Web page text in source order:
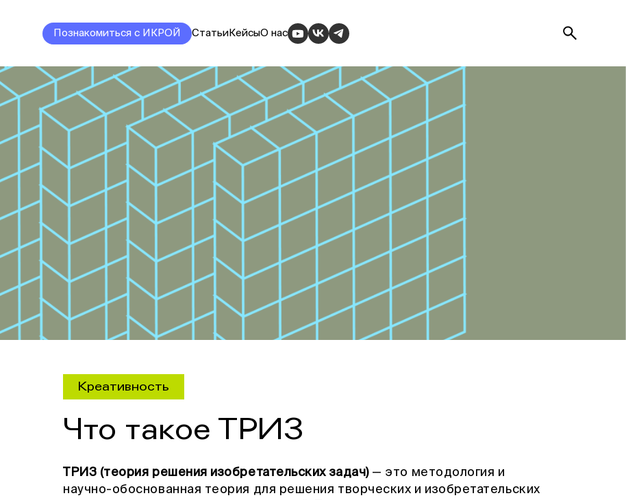
Познакомиться с ИКРОЙ СтатьиКейсыО нас
Креативность
Что такое ТРИЗ
ТРИЗ (теория решения изобретательских задач)— это методология и
научно-обоснованная теория для решения творческих и изобретательских